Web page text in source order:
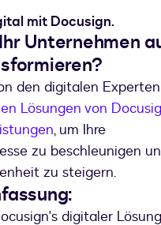
mit Docusign.
Unternehmen
den digitalen
Lösungen von
, um Ihre
zu beschleunigen
zu steigern.
digitaler